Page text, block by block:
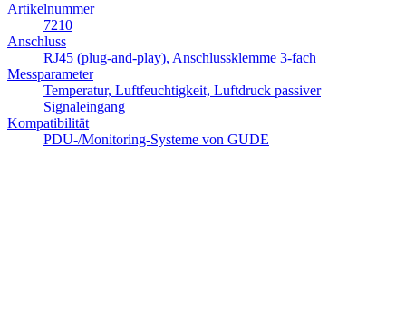
Artikelnummer
7210
Anschluss
RJ45 (plug-and-play), Anschlussklemme 3-fach
Messparameter
Temperatur, Luftfeuchtigkeit, Luftdruck passiver
Signaleingang
Kompatibilität
PDU-/Monitoring-Systeme von GUDE